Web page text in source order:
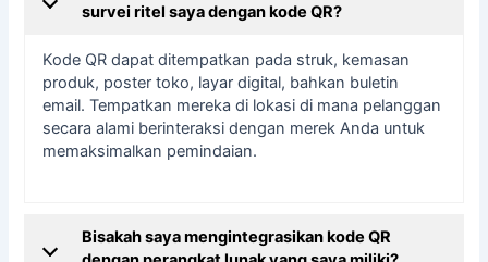
survei ritel saya dengan kode QR?
Kode QR dapat ditempatkan pada struk, kemasan
produk, poster toko, layar digital, bahkan buletin
email. Tempatkan mereka di lokasi di mana pelanggan
secara alami berinteraksi dengan merek Anda untuk
memaksimalkan pemindaian.
Bisakah saya mengintegrasikan kode QR